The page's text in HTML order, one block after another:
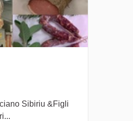
Sibiriu &Figli